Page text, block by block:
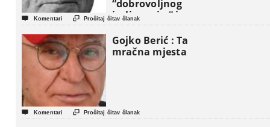
“dobrovoljnog
iseljavanja ” iz
Gaze
 Komentari  Pročitaj čitav članak
Gojko Berić : Ta
mračna mjesta
 Komentari  Pročitaj čitav članak